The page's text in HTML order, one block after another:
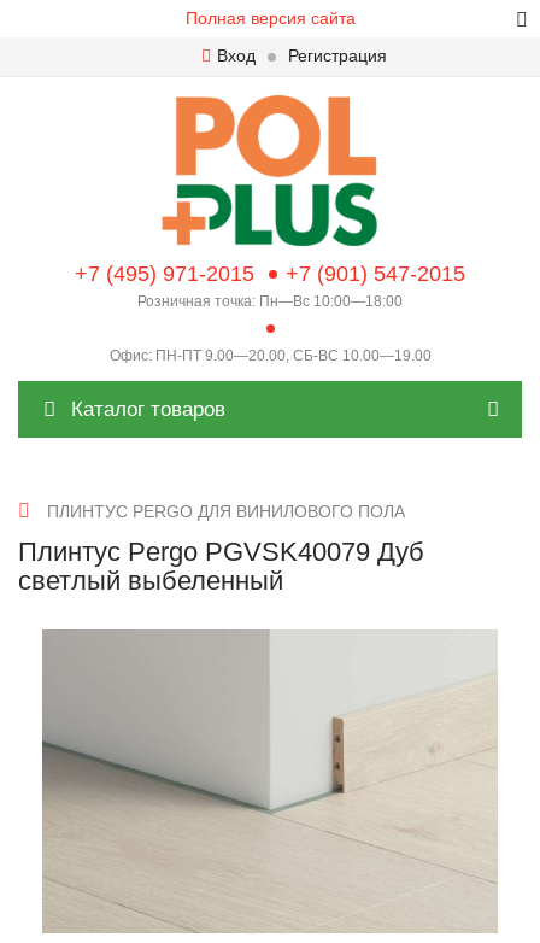
Полная версия сайта
Вход
Регистрация
+7 (495) 971-2015 +7 (901) 547-2015
Розничная точка: Пн—Вс 10:00—18:00
Офис: ПН-ПТ 9.00—20.00, СБ-ВС 10.00—19.00
Каталог товаров
ПЛИНТУС PERGO ДЛЯ ВИНИЛОВОГО ПОЛА
Плинтус Pergo PGVSK40079 Дуб
светлый выбеленный